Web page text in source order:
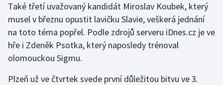
Motorsport
Olympijské hry
Parasport
Plavání
Také třetí uvažovaný kandidát Miroslav Koubek, který
musel v březnu opustit lavičku Slavie, veškerá jednání
na toto téma popřel. Podle zdrojů serveru iDnes.cz je ve
hře i Zdeněk Psotka, který naposledy trénoval
olomouckou Sigmu.
Plzeň už ve čtvrtek svede první důležitou bitvu ve 3.